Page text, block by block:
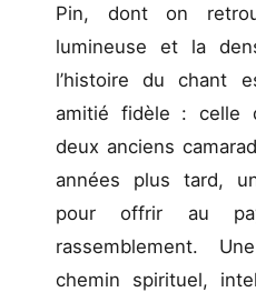
Pin, dont on
lumineuse et la
l’histoire du chant
amitié fidèle : celle
deux anciens
années plus tard,
pour offrir au
rassemblement.
chemin spirituel,